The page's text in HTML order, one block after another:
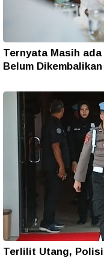
Ternyata Masih
Belum
Terlilit Utang,